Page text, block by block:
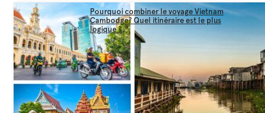
Pourquoi combiner le voyage Vietnam
Cambodge? Quel itinéraire est le plus
logique ?